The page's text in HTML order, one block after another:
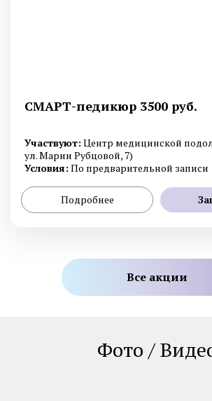
СМАРТ-педикюр 3500 руб.
Участвуют: Центр медицинской
ул. Марии Рубцовой, 7)
Условия: По предварительной записи
Подробнее
Все акции
Фото /